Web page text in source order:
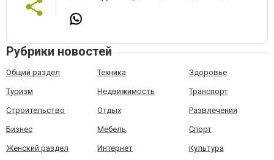
Рубрики новостей
Общий раздел Техника Здоровье
Туризм Недвижимость Транспорт
Строительство Отдых Развлечения
Бизнес Мебель Спорт
Женский раздел Интернет Культура